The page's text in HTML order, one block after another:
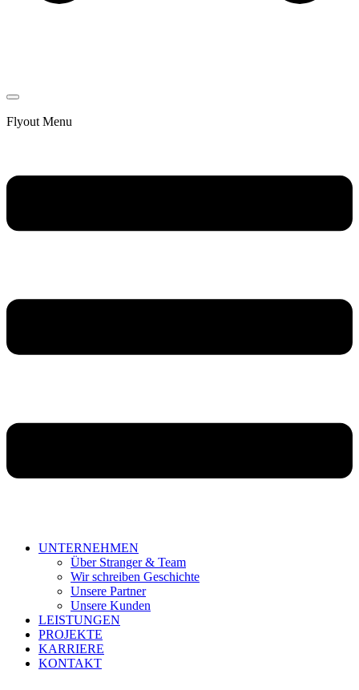
Flyout Menu
UNTERNEHMEN
Über Stranger & Team
Wir schreiben Geschichte
Unsere Partner
Unsere Kunden
LEISTUNGEN
PROJEKTE
KARRIERE
KONTAKT